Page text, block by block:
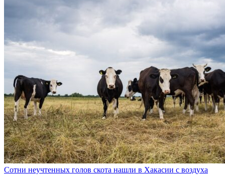
Сотни неучтенных голов скота нашли в Хакасии с воздуха